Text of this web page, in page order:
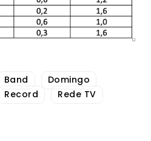
Band
Domingo
Record
Rede TV